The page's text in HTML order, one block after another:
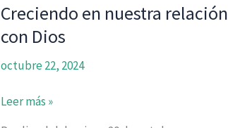
Creciendo en nuestra relación
con Dios
octubre 22, 2024
Creciendo
Leer más »